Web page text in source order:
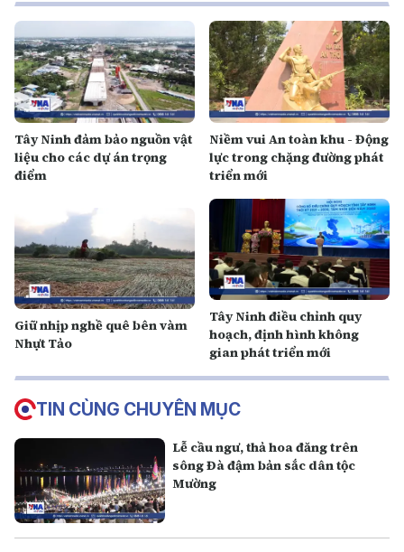
Tây Ninh đảm bảo nguồn vật
liệu cho các dự án trọng
điểm
Niềm vui An toàn khu - Động
lực trong chặng đường phát
triển mới
Giữ nhịp nghề quê bên vàm
Nhựt Tảo
Tây Ninh điều chỉnh quy
hoạch, định hình không
gian phát triển mới
TIN CÙNG CHUYÊN MỤC
Lễ cầu ngư, thả hoa đăng trên
sông Đà đậm bản sắc dân tộc
Mường